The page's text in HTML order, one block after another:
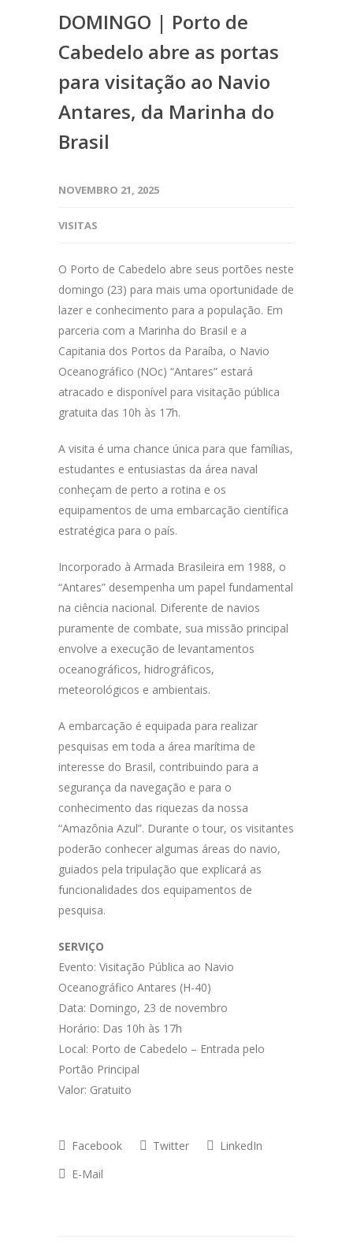
DOMINGO | Porto de
Cabedelo abre as portas
para visitação ao Navio
Antares, da Marinha do
Brasil
NOVEMBRO 21, 2025
VISITAS
O Porto de Cabedelo abre seus portões neste
domingo (23) para mais uma oportunidade de
lazer e conhecimento para a população. Em
parceria com a Marinha do Brasil e a
Capitania dos Portos da Paraíba, o Navio
Oceanográfico (NOc) “Antares” estará
atracado e disponível para visitação pública
gratuita das 10h às 17h.
A visita é uma chance única para que famílias,
estudantes e entusiastas da área naval
conheçam de perto a rotina e os
equipamentos de uma embarcação científica
estratégica para o país.
Incorporado à Armada Brasileira em 1988, o
“Antares” desempenha um papel fundamental
na ciência nacional. Diferente de navios
puramente de combate, sua missão principal
envolve a execução de levantamentos
oceanográficos, hidrográficos,
meteorológicos e ambientais.
A embarcação é equipada para realizar
pesquisas em toda a área marítima de
interesse do Brasil, contribuindo para a
segurança da navegação e para o
conhecimento das riquezas da nossa
“Amazônia Azul”. Durante o tour, os visitantes
poderão conhecer algumas áreas do navio,
guiados pela tripulação que explicará as
funcionalidades dos equipamentos de
pesquisa.
SERVIÇO
Evento: Visitação Pública ao Navio
Oceanográfico Antares (H-40)
Data: Domingo, 23 de novembro
Horário: Das 10h às 17h
Local: Porto de Cabedelo – Entrada pelo
Portão Principal
Valor: Gratuito
Facebook Twitter
LinkedIn
E-Mail